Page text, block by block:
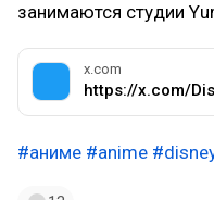
занимаются студии
x.com
#аниме #anime